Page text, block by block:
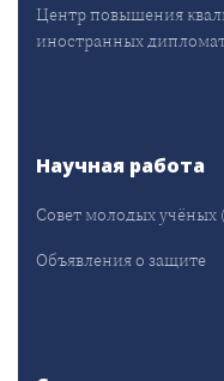
Центр повышения
иностранных
Научная работа
Совет молодых учёных
Объявления о защите